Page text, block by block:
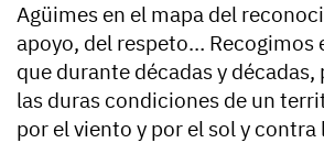
Agüimes en el mapa del
apoyo, del respeto… Recogimos
que durante décadas y
las duras condiciones de un
por el viento y por el sol y contra